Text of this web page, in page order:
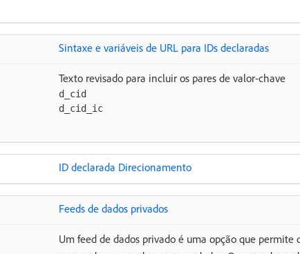
Sintaxe e variáveis de URL para IDs declaradas
Texto revisado para incluir os pares de valor-chave
d_cid
d_cid_ic
ID declarada Direcionamento
Feeds de dados privados
Um feed de dados privado é uma opção que permite